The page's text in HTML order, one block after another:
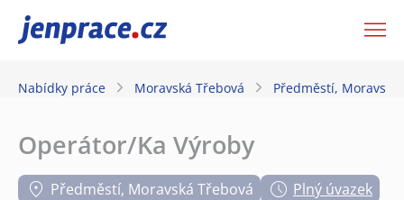
JenPráce.cz
Nabídky práce Moravská Třebová Předměstí, Moravská
Operátor/Ka Výroby
Předměstí, Moravská Třebová Plný úvazek